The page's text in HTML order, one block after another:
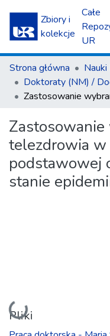
Zbiory i
kolekcje
Całe
UR
Strona główna
Zastosowanie
telezdrowia w
podstawowej
stanie
Pliki